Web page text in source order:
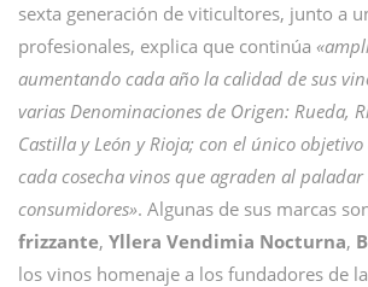
sexta generación de viticultores, junto a
profesionales, explica que continúa
aumentando cada año la calidad de sus
varias Denominaciones de Origen: Rueda,
Castilla y León y Rioja; con el único
cada cosecha vinos que agraden al paladar
consumidores». Algunas de sus marcas
frizzante, Yllera Vendimia Nocturna,
los vinos homenaje a los fundadores de